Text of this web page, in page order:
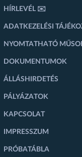
HÍRLEVÉL ✉️
ADATKEZELÉSI
NYOMTATHATÓ
DOKUMENTUMOK
ÁLLÁSHIRDETÉS
PÁLYÁZATOK
KAPCSOLAT
IMPRESSZUM
PRÓBATÁBLA